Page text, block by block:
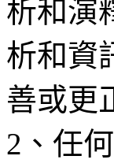
析和演
析和資
善或更
2、任